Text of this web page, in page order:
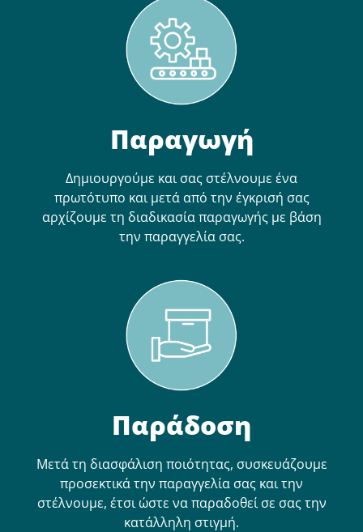
Παραγωγή
Δημιουργούμε και σας στέλνουμε ένα
πρωτότυπο και μετά από την έγκρισή σας
αρχίζουμε τη διαδικασία παραγωγής με βάση
την παραγγελία σας.
Παράδοση
Μετά τη διασφάλιση ποιότητας, συσκευάζουμε
προσεκτικά την παραγγελία σας και την
στέλνουμε, έτσι ώστε να παραδοθεί σε σας την
κατάλληλη στιγμή.